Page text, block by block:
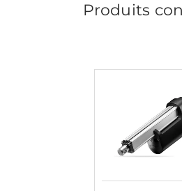
Produits